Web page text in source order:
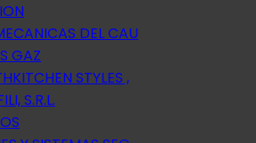
DEL CAU
GAZ
STYLES ,
S.R.L.